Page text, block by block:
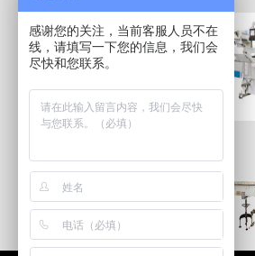
感谢您的关注，当前客服人员不在
线，请填写一下您的信息，我们会
尽快和您联系。